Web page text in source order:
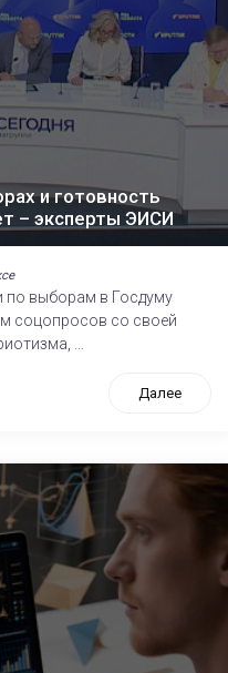
и готовность
– эксперты ЭИСИ
по выборам в Госдуму
соцопросов со своей
...
Далее